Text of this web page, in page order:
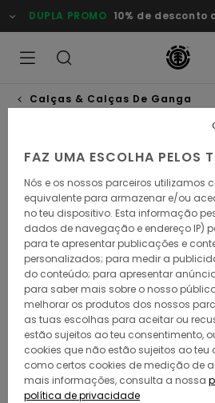
para
a
DUPLA PROMO 10% de desconto
Calças & Calças De Ganga
FAZ UMA ESCOLHA PELOS
Nós e os nossos parceiros utilizamos
equivalente para armazenar e/ou
no teu dispositivo. Esta informação
dados de navegação e endereço IP)
para te apresentar publicações e
personalizados; para medir a
do conteúdo; para apresentar
para saber mais sobre o nosso
melhorar os produtos dos nossos
as tuas escolhas para aceitar ou
estão sujeitos ao teu consentimento,
cookies que não estão sujeitos ao
como certos cookies de medição de
mais informações, consulta a nossa
política de privacidade